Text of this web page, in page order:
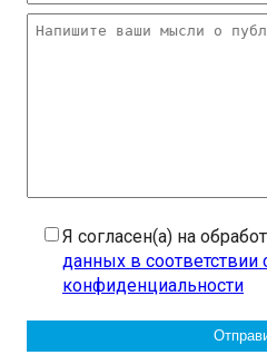
Я согласен(а) на
данных в соответствии
конфиденциальности